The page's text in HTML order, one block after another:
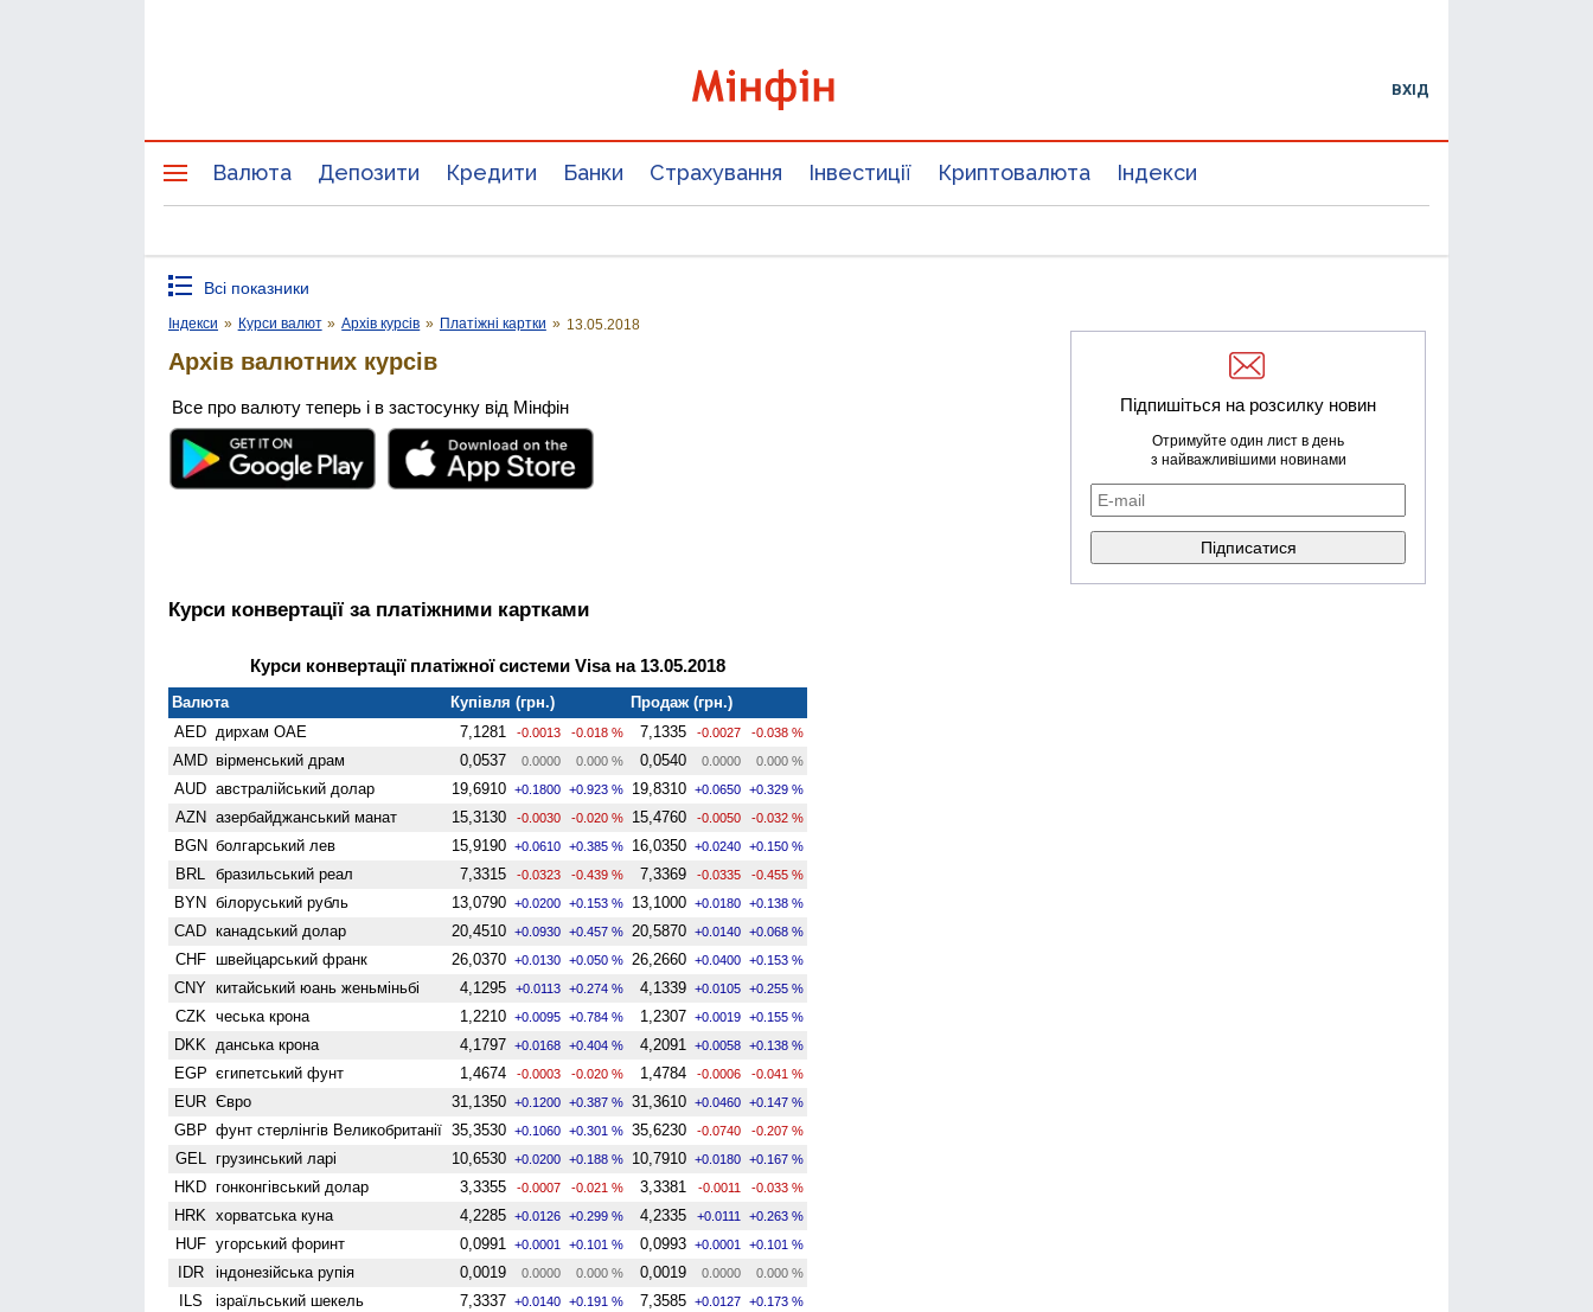
ВХІД
Валюта Депозити Кредити Банки Страхування Інвестиції Криптовалюта Індекси
Всі показники
Індекси » Курси валют » Архів курсів » Платіжні картки » 13.05.2018
Архів валютних курсів
Все про валюту теперь і в застосунку від Мінфін
Курси конвертації за платіжними картками
Курси конвертації платіжної системи Visa на 13.05.2018
Валюта Купівля (грн.)
Продаж (грн.)
AED дирхам ОАЕ 7,1281 -0.0013 -0.018 % 7,1335 -0.0027 -0.038 %
AMD вiрменський драм 0,0537 0.0000 0.000 % 0,0540 0.0000 0.000 %
AUD австралійський долар 19,6910 +0.1800 +0.923 % 19,8310 +0.0650 +0.329 %
AZN азербайджанський манат 15,3130 -0.0030 -0.020 % 15,4760 -0.0050 -0.032 %
BGN болгарський лев 15,9190 +0.0610 +0.385 % 16,0350 +0.0240 +0.150 %
BRL бразильський реал 7,3315 -0.0323 -0.439 % 7,3369 -0.0335 -0.455 %
BYN білоруський рубль 13,0790 +0.0200 +0.153 % 13,1000 +0.0180 +0.138 %
CAD канадський долар 20,4510 +0.0930 +0.457 % 20,5870 +0.0140 +0.068 %
CHF швейцарський франк 26,0370 +0.0130 +0.050 % 26,2660 +0.0400 +0.153 %
CNY китайський юань женьмiньбi 4,1295 +0.0113 +0.274 % 4,1339 +0.0105 +0.255 %
CZK чеська крона 1,2210 +0.0095 +0.784 % 1,2307 +0.0019 +0.155 %
DKK данська крона 4,1797 +0.0168 +0.404 % 4,2091 +0.0058 +0.138 %
EGP єгипетський фунт 1,4674 -0.0003 -0.020 % 1,4784 -0.0006 -0.041 %
EUR Євро 31,1350 +0.1200 +0.387 % 31,3610 +0.0460 +0.147 %
GBP фунт стерлінгів Велико­британії 35,3530 +0.1060 +0.301 % 35,6230 -0.0740 -0.207 %
GEL грузинський ларі 10,6530 +0.0200 +0.188 % 10,7910 +0.0180 +0.167 %
HKD гонконгівський долар 3,3355 -0.0007 -0.021 % 3,3381 -0.0011 -0.033 %
HRK хорватська куна 4,2285 +0.0126 +0.299 % 4,2335 +0.0111 +0.263 %
HUF угорський форинт 0,0991 +0.0001 +0.101 % 0,0993 +0.0001 +0.101 %
IDR індонезійська рупія 0,0019 0.0000 0.000 % 0,0019 0.0000 0.000 %
ILS ізраїльський шекель 7,3337 +0.0140 +0.191 % 7,3585 +0.0127 +0.173 %
Підпишіться на розсилку новин
Отримуйте один лист в день
з найважливішими новинами